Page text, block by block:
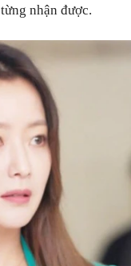
nhận được.